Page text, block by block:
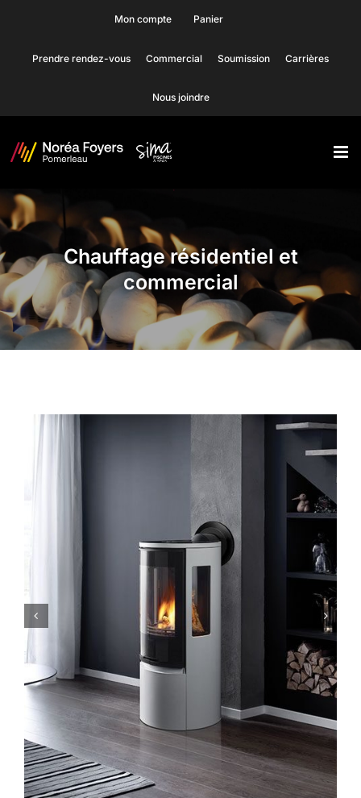
content
Mon compte Panier
Prendre rendez-vous Commercial Soumission Carrières
Nous joindre
Chauffage résidentiel et
commercial